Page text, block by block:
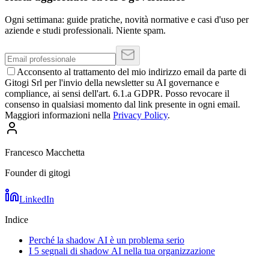
Ogni settimana: guide pratiche, novità normative e casi d'uso per
aziende e studi professionali. Niente spam.
Acconsento al trattamento del mio indirizzo email da parte di
Gitogi Srl per l'invio della newsletter su AI governance e
compliance, ai sensi dell'art. 6.1.a GDPR. Posso revocare il
consenso in qualsiasi momento dal link presente in ogni email.
Maggiori informazioni nella Privacy Policy.
Francesco Macchetta
Founder di gitogi
LinkedIn
Indice
Perché la shadow AI è un problema serio
I 5 segnali di shadow AI nella tua organizzazione